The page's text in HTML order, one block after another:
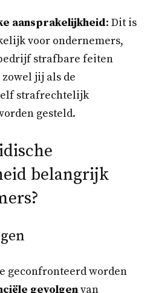
aansprakelijkheid: Dit is
voor ondernemers,
strafbare feiten
jij als de
strafrechtelijk
gesteld.
belangrijk
geconfronteerd worden
gevolgenvan